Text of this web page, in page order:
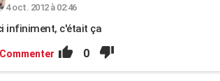
4 oct. 2012 à 02:46
infiniment, c'était ça
Commenter 0